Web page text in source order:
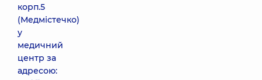
корп.5
(Медмістечко)
у
медичний
центр за
адресою: